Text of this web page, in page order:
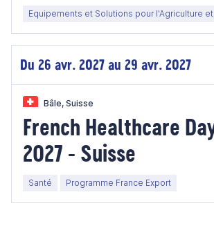
Equipements et Solutions pour l'Agriculture
Du 26 avr. 2027 au 29 avr. 2027
Bâle, Suisse
French Healthcare
2027 - Suisse
Santé Programme France Export